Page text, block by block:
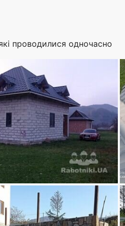
проводилися одночасно